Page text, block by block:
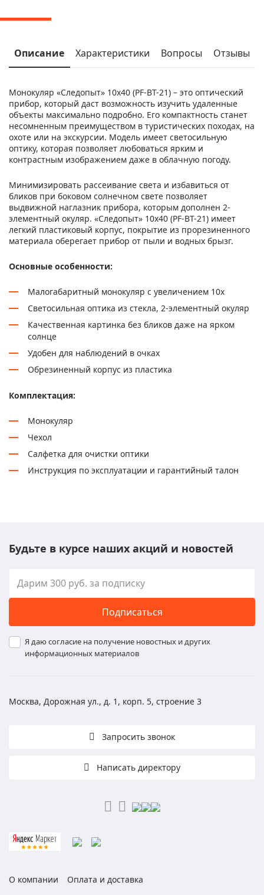
Описание Характеристики Вопросы Отзывы
Монокуляр «Следопыт» 10x40 (PF-BT-21) – это оптический
прибор, который даст возможность изучить удаленные
объекты максимально подробно. Его компактность станет
несомненным преимуществом в туристических походах, на
охоте или на экскурсии. Модель имеет светосильную
оптику, которая позволяет любоваться ярким и
контрастным изображением даже в облачную погоду.
Минимизировать рассеивание света и избавиться от
бликов при боковом солнечном свете позволяет
выдвижной наглазник прибора, которым дополнен 2-
элементный окуляр. «Следопыт» 10x40 (PF-BT-21) имеет
легкий пластиковый корпус, покрытие из прорезиненного
материала оберегает прибор от пыли и водных брызг.
Основные особенности:
Малогабаритный монокуляр с увеличением 10x
Светосильная оптика из стекла, 2-элементный окуляр
Качественная картинка без бликов даже на ярком
солнце
Удобен для наблюдений в очках
Обрезиненный корпус из пластика
Комплектация:
Монокуляр
Чехол
Салфетка для очистки оптики
Инструкция по эксплуатации и гарантийный талон
Будьте в курсе наших акций и новостей
Подписаться
Я даю согласие на получение новостных и других
информационных материалов
Москва, Дорожная ул., д. 1, корп. 5, строение 3
Запросить звонок
Написать директору
О компании Оплата и доставка